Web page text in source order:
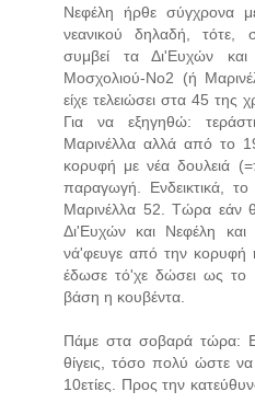
Νεφέλη ήρθε σύγχρονα
νεανικού δηλαδή, τότε,
συμβεί τα Δι'Ευχών
Μοσχολιού-Νο2 (ή
είχε τελειώσει στα 45 της
Για να εξηγηθώ:
Μαρινέλλα αλλά από το
κορυφή με νέα δουλειά
παραγωγή. Ενδεικτικά,
Μαρινέλλα 52. Τώρα εάν
Δι'Ευχών και Νεφέλη
νά'φευγε από την κορυφή η
έδωσε τό'χε δώσει ως το
βάση η κουβέντα.
Πάμε στα σοβαρά τώρα:
θίγεις, τόσο πολύ ώστε
10ετίες. Προς την